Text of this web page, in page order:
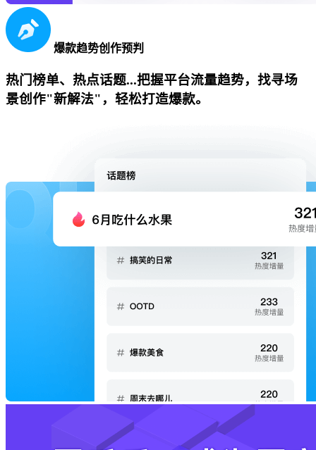
爆款趋势创作预判
热门榜单、热点话题...把握平台流量趋势，找寻场
景创作"新解法"，轻松打造爆款。